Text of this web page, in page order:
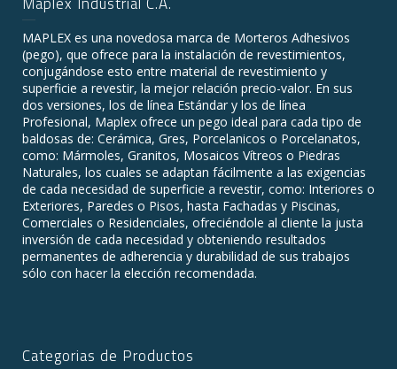
MAPLEX es una novedosa marca de Morteros Adhesivos
(pego), que ofrece para la instalación de revestimientos,
conjugándose esto entre material de revestimiento y
superficie a revestir, la mejor relación precio-valor. En sus
dos versiones, los de línea Estándar y los de línea
Profesional, Maplex ofrece un pego ideal para cada tipo de
baldosas de: Cerámica, Gres, Porcelanicos o Porcelanatos,
como: Mármoles, Granitos, Mosaicos Vítreos o Piedras
Naturales, los cuales se adaptan fácilmente a las exigencias
de cada necesidad de superficie a revestir, como: Interiores o
Exteriores, Paredes o Pisos, hasta Fachadas y Piscinas,
Comerciales o Residenciales, ofreciéndole al cliente la justa
inversión de cada necesidad y obteniendo resultados
permanentes de adherencia y durabilidad de sus trabajos
sólo con hacer la elección recomendada.
Categorias de Productos